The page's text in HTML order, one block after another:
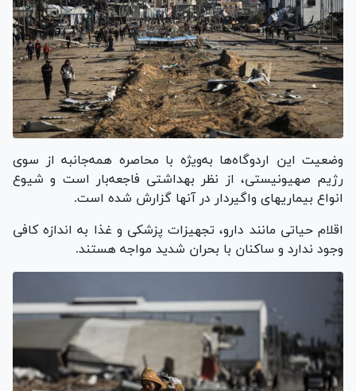
وضعیت این اردوگاه‌ها به‌ویژه با محاصره همه‌جانبه از سوی
رژیم صهیونیستی، از نظر بهداشتی فاجعه‌بار است و شیوع
انواع بیماری‎های واگیردار در آنها گزارش شده است.
اقلام حیاتی مانند دارو، تجهیزات پزشکی و غذا به اندازه کافی
وجود ندارد و ساکنان با بحران شدید مواجه هستند.